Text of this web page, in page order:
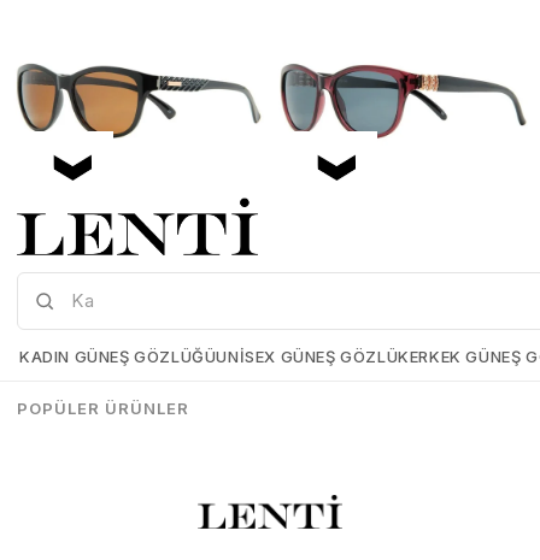
Mia-Maria-OF127-C2-56 Mia-Maria-OF126-C3-56
KADIN GÜNEŞ GÖZLÜĞÜUNISEX GÜNEŞ GÖZLÜKERKEK GÜNEŞ
POPÜLER ÜRÜNLER